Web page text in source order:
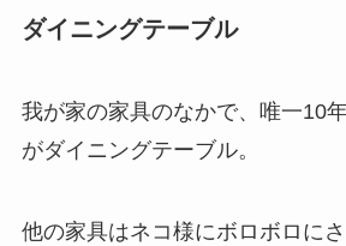
ダイニングテーブル
我が家の家具のなかで、唯一10
がダイニングテーブル。
他の家具はネコ様にボロボロに